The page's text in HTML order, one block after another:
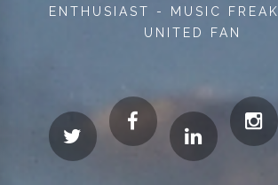
ENTHUSIAST - MUSIC
UNITED FAN